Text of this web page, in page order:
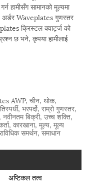
हामीसँग सामानको मूल्यमा
Waveplates गुणस्तर
क्रिस्टल क्वार्ट्ज को
छ भने, कृपया हामीलाई
AWP, चीन, थोक,
भरपर्दो, राम्रो गुणस्तर,
बिक्री, उच्च शक्ति,
कारखाना, मूल्य, मूल्य
समर्थन, समाधान
अप्टिकल तत्व